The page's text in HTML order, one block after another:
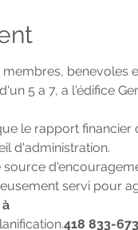
benevoles
5 a 7, a l'édifice
le rapport financier
d'administration.
servi pour
418 833-